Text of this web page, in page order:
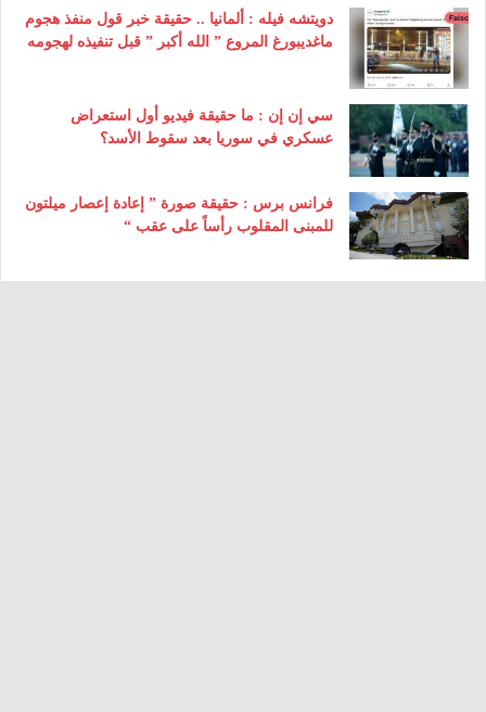
دويتشه فيله : ألمانيا .. حقيقة خبر قول منفذ هجوم
ماغديبورغ المروع ” الله أكبر ” قبل تنفيذه لهجومه
سي إن إن : ما حقيقة فيديو أول استعراض
عسكري في سوريا بعد سقوط الأسد؟
فرانس برس : حقيقة صورة ” إعادة إعصار ميلتون
للمبنى المقلوب رأساً على عقب “